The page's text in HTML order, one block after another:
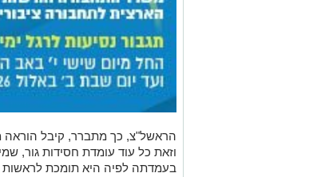
הראשל"צ, כך מתברר, קיבל הוראה
וזאת כל עוד עומדת חסידות גור,
בעמדתה לפיה היא תומכת לראשות